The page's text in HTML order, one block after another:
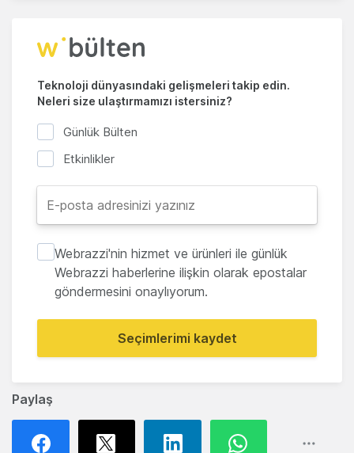
Paylaş
Teknoloji dünyasındaki gelişmeleri takip edin.
Neleri size ulaştırmamızı istersiniz?
Günlük Bülten
Etkinlikler
Webrazzi'nin hizmet ve ürünleri ile günlük
Webrazzi haberlerine ilişkin olarak epostalar
göndermesini onaylıyorum.
Seçimlerimi kaydet